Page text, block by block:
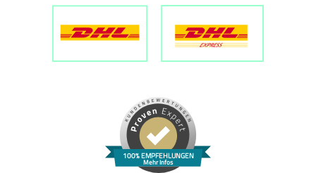
100% EMPFEHLUNGEN
Mehr Infos